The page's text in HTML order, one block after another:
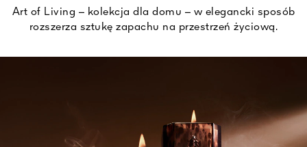
Art of Living – kolekcja dla domu – w elegancki sposób
rozszerza sztukę zapachu na przestrzeń życiową.